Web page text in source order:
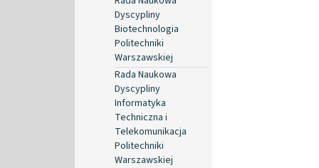
Dyscypliny
Biotechnologia
Politechniki
Warszawskiej
Rada Naukowa
Dyscypliny
Informatyka
Techniczna i
Telekomunikacja
Politechniki
Warszawskiej